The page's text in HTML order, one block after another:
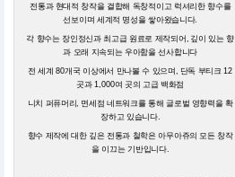
전통과 현대적 창작을 결합해 독창적이고 럭셔리한 향수를
선보이며 세계적 명성을 쌓아왔습니다.
각 향수는 장인정신과 최고급 원료로 제작되어, 깊이 있는 향
과 오래 지속되는 우아함을 선사합니다
전 세계 80개국 이상에서 만나볼 수 있으며, 단독 부티크 12
곳과 1,000여 곳의 고급 백화점
니치 퍼퓨머리, 면세점 네트워크를 통해 글로벌 영향력을 확
장하고 있습니다.
향수 제작에 대한 깊은 전통과 철학은 아무아쥬의 모든 창작
을 이끄는 기반입니다.